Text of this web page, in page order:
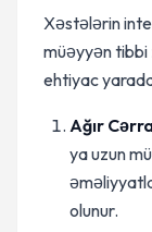
Xəstələrin
müəyyən tibbi
ehtiyac
Ağır
ya uzun
olunur.